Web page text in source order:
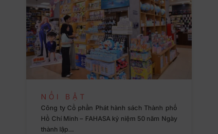
NỔI BẬT
Công ty Cổ phần Phát hành sách Thành phố
Hồ Chí Minh – FAHASA kỷ niệm 50 năm Ngày
thành lập…